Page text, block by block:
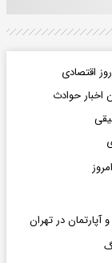
اقتصادی
اخبار حوادث
آپارتمان در تهران